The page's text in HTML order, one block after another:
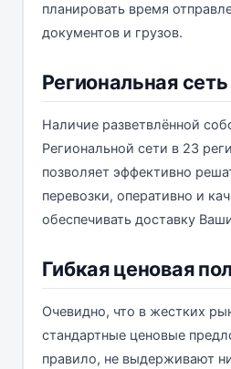
планировать время
документов и грузов.
Региональная сеть
Наличие разветвлённой
Региональной сети в 23
позволяет эффективно
перевозки, оперативно и
обеспечивать доставку
Гибкая ценовая
Очевидно, что в жестких
стандартные ценовые
правило, не выдерживают